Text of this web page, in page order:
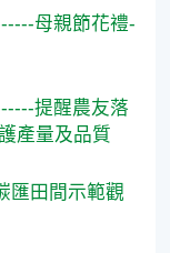
母親節花禮-
提醒農友落
產量及品質
匯田間示範觀